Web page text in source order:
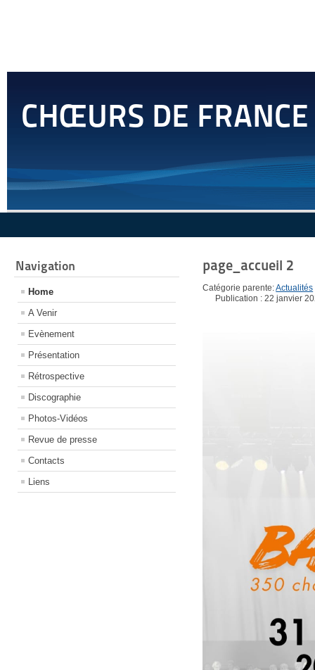
CHŒURS DE FRANCE
Navigation
Home
A Venir
Evènement
Présentation
Rétrospective
Discographie
Photos-Vidéos
Revue de presse
Contacts
Liens
page_accueil 2
Catégorie parente:Actualités
Publication : 22 janvier